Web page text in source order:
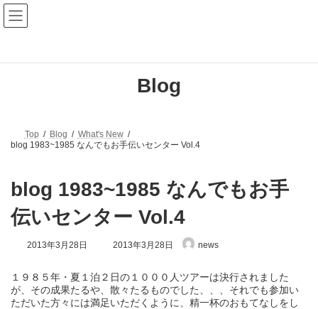
コ
ン
テ
ナ
ビ
ゲ
Blog
Top Blog
What's New
blog 1983~1985 なんでもお手伝いセンター Vol.4
blog 1983~1985 なんでもお手
伝いセンター Vol.4
2013年3月28日
最
新
日
時
2013年3月28日 news
１９８５年・夏１泊２日の１０００人ツアーは決行されました
が、その成果たるや、散々たるものでした、、、それでも参加い
ただいた方々には満足いただくように、精一杯のおもてなしをし